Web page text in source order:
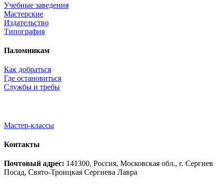
Учебные заведения
Мастерские
Издательство
Типография
Паломникам
Как добраться
Где остановиться
Службы и требы
Мастер-классы
Контакты
Почтовый адрес: 141300, Россия, Московская обл., г. Сергиев
Посад, Свято-Троицкая Сергиева Лавра